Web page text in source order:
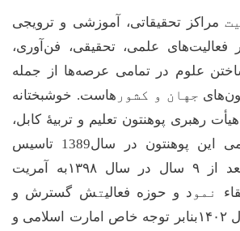
مراکز تحقیقاتی، آموزشی و ترویجی
فعالیت‌های علمی، تحقیقی، فن‌آوری،
علوم در تمامی عرصهها از
جمله
جهان و کشور هاست. خوشبختانه
رهبری پوهنتون تعلیم و تربیۀ کابل،
این پوهنتون در سال1389 تاسیس
از ۹ سال در سال ۱۳۹۸به آمریت
نمو د و حوزه فعالیتش گسترش و
۱۴۰۲بنابر توجه خاص امارت اسلامی و